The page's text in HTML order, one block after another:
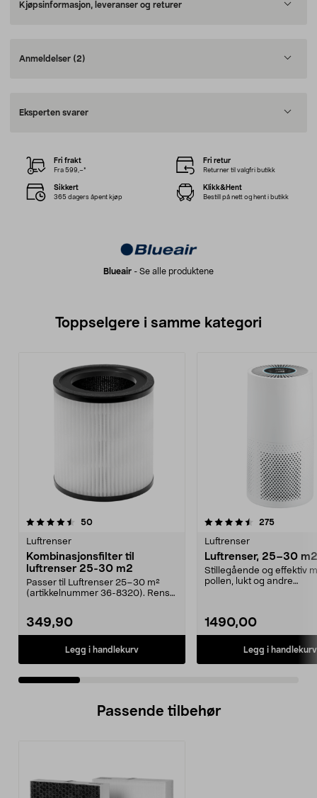
Kjøpsinformasjon, leveranser og returer
Anmeldelser (2)
Eksperten svarer
Blueair - Se alle produktene
Fri frakt
Fra 599,–*
Fri retur
Returner til valgfri butikk
Sikkert
365 dagers åpent kjøp
Klikk&Hent
Bestill på nett og hent i butikk
Toppselgere i samme kategori
50anmeldelser
Luftrenser
Kombinasjonsfilter til
luftrenser 25-30 m2
Passer til Luftrenser 25–30 m²
(artikkelnummer 36-8320). Rens
349,90
Legg i handlekurv
4.5 av 5 stjerner 275
Luftrenser
Luftrenser, 25–30 m2
Stillegående og effektiv
pollen, lukt og andre
1490,00
Legg i handlekurv
5.0 av 5 stjerner
Passende tilbehør